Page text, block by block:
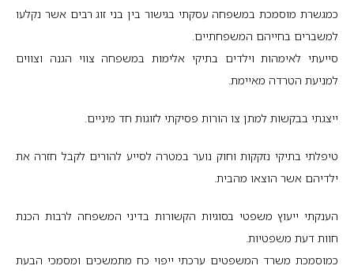
כמגשרת מוסמכת במשפחה עסקתי בגישור בין בני זוג רבים אשר נקלעו
למשברים בחייהם המשפחתיים.
סייעתי לאימהות וילדים בתיקי אלימות במשפחה צווי הגנה וצווים
למניעת הטרדה מאיימת.
ייצגתי בבקשות למתן צו הורות פסיקתי לזוגות חד מיניים.
טיפלתי בתיקי נזקקות וחוק נוער במטרה לסייע להורים לקבל חזרה את
ילדיהם אשר הוצאו מהבית.
הענקתי ייעוץ משפטי בסוגיות הקשורות בדיני המשפחה לרבות הכנת
חוות דעת משפטיות.
כמוסמכת משרד המשפטים ערכתי ייפוי כח מתמשכים ומסמכי הבעת